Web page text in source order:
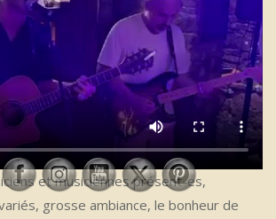
et musiciennes présent-es,
grosse ambiance, le bonheur de